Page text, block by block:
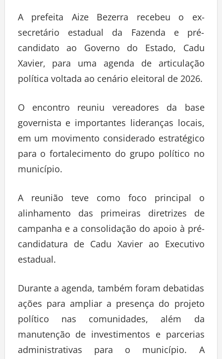
A prefeita Aize Bezerra recebeu o ex-
secretário estadual da Fazenda e pré-
candidato ao Governo do Estado, Cadu
Xavier, para uma agenda de articulação
política voltada ao cenário eleitoral de 2026.
O encontro reuniu vereadores da base
governista e importantes lideranças locais,
em um movimento considerado estratégico
para o fortalecimento do grupo político no
município.
A reunião teve como foco principal o
alinhamento das primeiras diretrizes de
campanha e a consolidação do apoio à pré-
candidatura de Cadu Xavier ao Executivo
estadual.
Durante a agenda, também foram debatidas
ações para ampliar a presença do projeto
político nas comunidades, além da
manutenção de investimentos e parcerias
administrativas para o município. A